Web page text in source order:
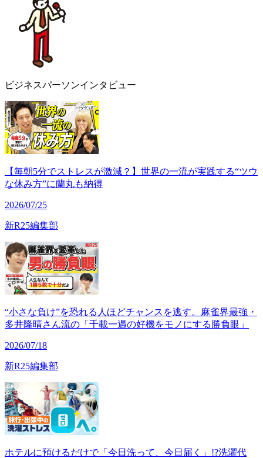
ビジネスパーソンインタビュー
【毎朝5分でストレスが激減？】世界の一流が実践する“ツウ
な休み方”に蘭丸も納得
2026/07/25
新R25編集部
“小さな負け”を恐れる人ほどチャンスを逃す。麻雀界最強・
多井隆晴さん流の「千載一遇の好機をモノにする勝負眼」
2026/07/18
新R25編集部
ホテルに預けるだけで「今日洗って、今日届く」!?洗濯代